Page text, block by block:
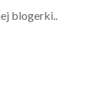
blogerki..